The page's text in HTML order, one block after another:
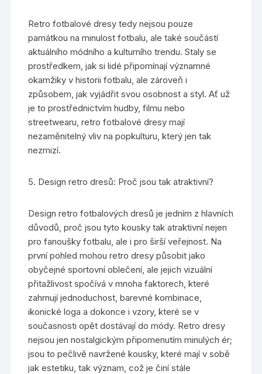
Retro fotbalové dresy tedy nejsou pouze
památkou na minulost fotbalu, ale také součástí
aktuálního módního a kulturního trendu. Staly se
prostředkem, jak si lidé připomínají významné
okamžiky v historii fotbalu, ale zároveň i
způsobem, jak vyjádřit svou osobnost a styl. Ať už
je to prostřednictvím hudby, filmu nebo
streetwearu, retro fotbalové dresy mají
nezaměnitelný vliv na popkulturu, který jen tak
nezmizí.
5. Design retro dresů: Proč jsou tak atraktivní?
Design retro fotbalových dresů je jedním z hlavních
důvodů, proč jsou tyto kousky tak atraktivní nejen
pro fanoušky fotbalu, ale i pro širší veřejnost. Na
první pohled mohou retro dresy působit jako
obyčejné sportovní oblečení, ale jejich vizuální
přitažlivost spočívá v mnoha faktorech, které
zahrnují jednoduchost, barevné kombinace,
ikonické loga a dokonce i vzory, které se v
současnosti opět dostávají do módy. Retro dresy
nejsou jen nostalgickým připomenutím minulých ér;
jsou to pečlivě navržené kousky, které mají v sobě
jak estetiku, tak význam, což je činí stále